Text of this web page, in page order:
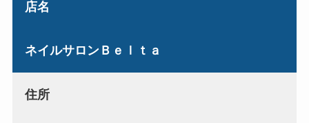
店名
ネイルサロンＢｅｌｔａ
住所